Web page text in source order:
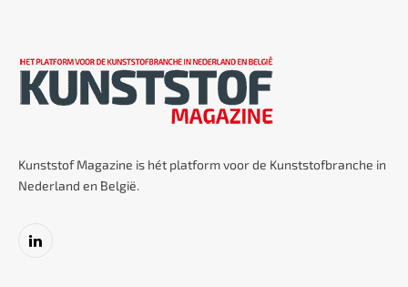
Kunststof Magazine is hét platform voor de Kunststofbranche in
Nederland en België.
LinkedIn